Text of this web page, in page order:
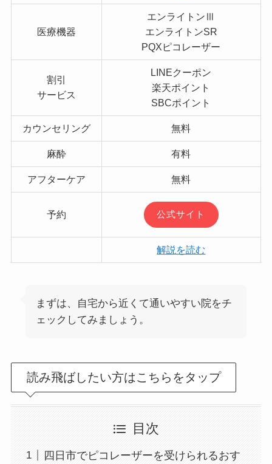
医療機器
エンライトンⅢ
エンライトンSR
PQXピコレーザー
割引
サービス
LINEクーポン
楽天ポイント
SBCポイント
カウンセリング 無料
麻酔 有料
アフターケア 無料
予約 公式サイト
解説を読む
まずは、自宅から近くて通いやすい院をチ
ェックしてみましょう。
読み飛ばしたい方はこちらをタップ
目次
四日市でピコレーザーを受けられるおす